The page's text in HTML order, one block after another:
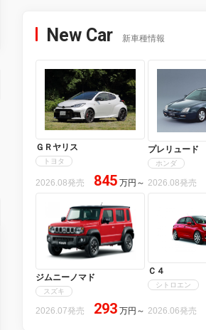
New Car 新車種情報
ＧＲヤリス
トヨタ
2026.08発売 845 万円 ～
プレリュード
ホンダ
2026.08発売
ジムニーノマド
スズキ
2026.07発売 293 万円 ～
Ｃ４
シトロエン
2026.06発売